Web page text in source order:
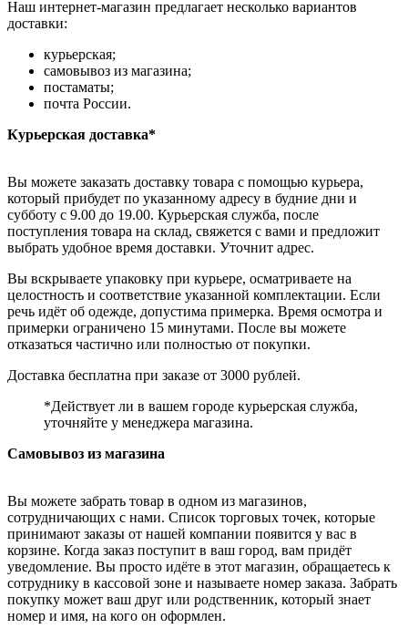
Наш интернет-магазин предлагает несколько вариантов
доставки:
курьерская;
самовывоз из магазина;
постаматы;
почта России.
Курьерская доставка*
Вы можете заказать доставку товара с помощью курьера,
который прибудет по указанному адресу в будние дни и
субботу с 9.00 до 19.00. Курьерская служба, после
поступления товара на склад, свяжется с вами и предложит
выбрать удобное время доставки. Уточнит адрес.
Вы вскрываете упаковку при курьере, осматриваете на
целостность и соответствие указанной комплектации. Если
речь идёт об одежде, допустима примерка. Время осмотра и
примерки ограничено 15 минутами. После вы можете
отказаться частично или полностью от покупки.
Доставка бесплатна при заказе от 3000 рублей.
*Действует ли в вашем городе курьерская служба,
уточняйте у менеджера магазина.
Самовывоз из магазина
Вы можете забрать товар в одном из магазинов,
сотрудничающих с нами. Список торговых точек, которые
принимают заказы от нашей компании появится у вас в
корзине. Когда заказ поступит в ваш город, вам придёт
уведомление. Вы просто идёте в этот магазин, обращаетесь к
сотруднику в кассовой зоне и называете номер заказа. Забрать
покупку может ваш друг или родственник, который знает
номер и имя, на кого он оформлен.